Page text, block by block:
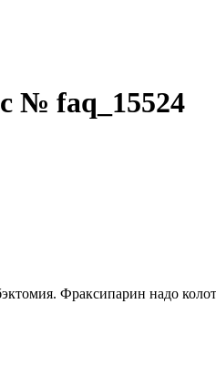
№ faq_15524
Фраксипарин надо